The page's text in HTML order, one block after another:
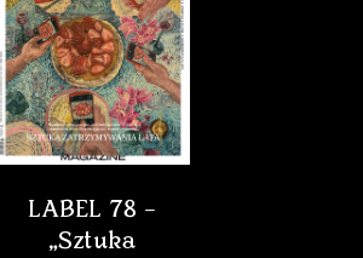
LABEL 78 –
„Sztuka